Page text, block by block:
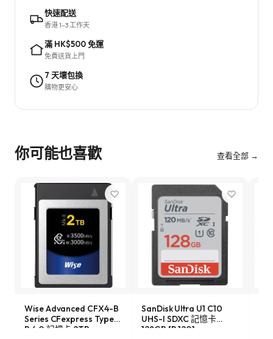
快速配送
香港 1–3 工作天
滿 HK$500 免運
免費送貨上門
7 天壞包換
購物更安心
你可能也喜歡 查看全部 →
Wise Advanced CFX4-B
Series CFexpress Type-
B 4.0 記憶卡 2TB
SanDisk Ultra U1 C10
UHS-I SDXC 記憶卡
128GB [R:120]